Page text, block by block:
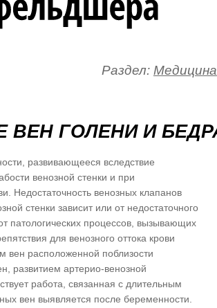
Раздел: Медицина
ВЕН ГОЛЕНИ И
развивающееся вследствие
венозной стенки и при
Недостаточность венозных клапанов
стенки зависит или от недостаточного
патологических процессов, вызывающих
для венозного оттока крови
вен расположенной поблизости
развитием артерио-венозной
работа, связанная с длительным
вен выявляется после беременности.